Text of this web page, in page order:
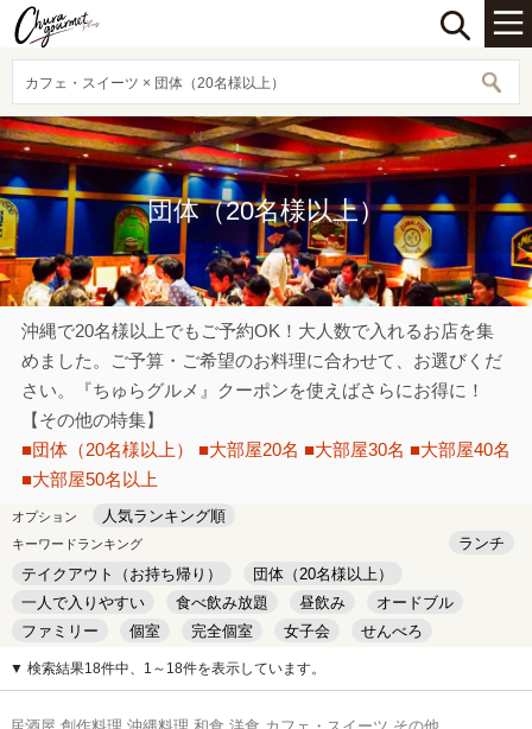
カフェ・スイーツ × 団体（20名様以上）
団体（20名様以上）
沖縄で20名様以上でもご予約OK！大人数で入れるお店を集
めました。ご予算・ご希望のお料理に合わせて、お選びくだ
さい。『ちゅらグルメ』クーポンを使えばさらにお得に！
【その他の特集】
■団体（20名様以上）
■大部屋20名 ■大部屋30名 ■大部屋40名
■大部屋50名以上
オプション 人気ランキング順
キーワードランキング
ランチ
テイクアウト（お持ち帰り）
団体（20名様以上）
一人で入りやすい
食べ飲み放題 昼飲み
オードブル
ファミリー
個室 完全個室 女子会
せんべろ
キッズルーム
安い デート
▼ 検索結果18件中、1～18件を表示しています。